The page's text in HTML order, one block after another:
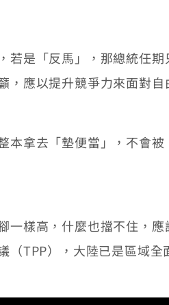
「反馬」，那總統任期
應以提升競爭力來面對自
拿去「墊便當」，不會被
樣高，什麼也擋不住，應
TPP），大陸已是區域